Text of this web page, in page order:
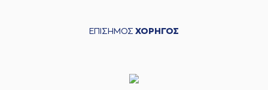
ΕΠΙΣΗΜΟΣ ΧΟΡΗΓΟΣ